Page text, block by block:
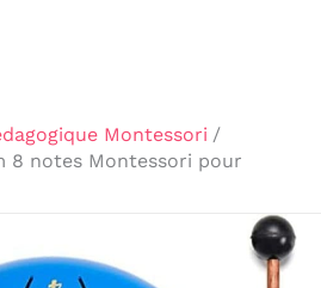
Montessori
8 notes Montessori pour